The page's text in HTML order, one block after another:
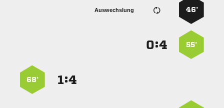
46’
Auswechslung
55’
:
:
68’